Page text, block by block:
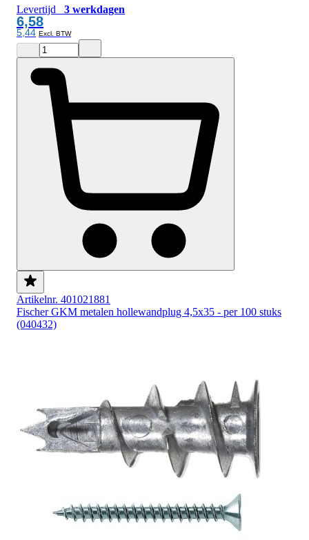
Levertijd 3 werkdagen
6,58
5,44
Artikelnr. 401021881
Fischer GKM metalen hollewandplug 4,5x35 - per 100 stuks
(040432)